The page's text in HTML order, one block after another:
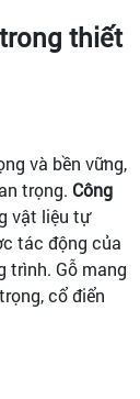
thiết
và bền vững,
trọng. Công
vật liệu tự
tác động của
trình. Gỗ mang
cổ điển